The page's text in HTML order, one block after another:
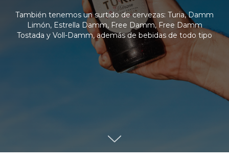
También tenemos un surtido de cervezas: Turia, Damm
Limón, Estrella Damm, Free Damm, Free Damm
Tostada y Voll-Damm, además de bebidas de todo tipo